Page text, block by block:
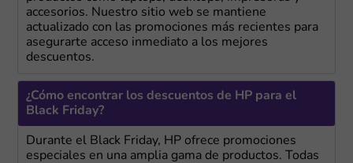
accesorios. Nuestro sitio web se mantiene
actualizado con las promociones más recientes para
asegurarte acceso inmediato a los mejores
descuentos.
¿Cómo encontrar los descuentos de HP para el
Black Friday?
Durante el Black Friday, HP ofrece promociones
especiales en una amplia gama de productos. Todas